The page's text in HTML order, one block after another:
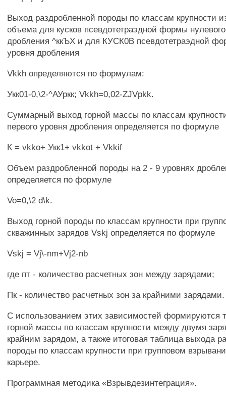
Выход раздробленной породы по классам крупности
объема для кусков псевдотетраэдной формы
дробления ^ккЪХ и для КУСК0В псевдотетраэдной
уровня дробления
Vkkh определяются по формулам:
Укк01-0,\2-^АУркк; Vkkh=0,02-ZJVpkk.
Суммарный выход горной массы по классам
первого уровня дробления определяется по формуле
К = vkko+ Укк1+ vkkot + Vkkif
Объем раздробленной породы на 2 - 9 уровнях
определяется по формуле
Vo=0,\2 d\k.
Выход горной породы по классам крупности при
скважинных зарядов Vskj определяется по формуле
Vskj = Vj\-nm+Vj2-nb
где пт - количество расчетных зон между зарядами;
Пк - количество расчетных зон за крайними зарядами.
С использованием этих зависимостей формируются
горной массы по классам крупности между двумя
крайним зарядом, а также итоговая таблица выхода
породы по классам крупности при групповом
карьере.
Программная методика «Взрывдезинтеграция».